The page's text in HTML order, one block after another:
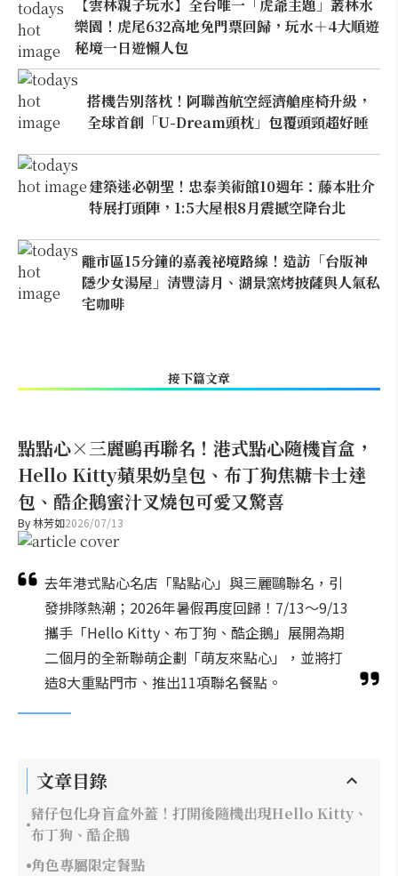
【雲林親子玩水】全台唯一「虎爺主題」叢林水
樂園！虎尾632高地免門票回歸，玩水＋4大順遊
秘境一日遊懶人包
搭機告別落枕！阿聯酋航空經濟艙座椅升級，
全球首創「U-Dream頭枕」包覆頭頸超好睡
建築迷必朝聖！忠泰美術館10週年：藤本壯介
特展打頭陣，1:5大屋根8月震撼空降台北
離市區15分鐘的嘉義祕境路線！造訪「台版神
隱少女湯屋」清豐濤月、湖景窯烤披薩與人氣私
宅咖啡
接下篇文章
點點心×三麗鷗再聯名！港式點心隨機盲盒，
Hello Kitty蘋果奶皇包、布丁狗焦糖卡士達
包、酷企鵝蜜汁叉燒包可愛又驚喜
By林芳如2026/07/13
去年港式點心名店「點點心」與三麗鷗聯名，引
發排隊熱潮；2026年暑假再度回歸！7/13～9/13
攜手「Hello Kitty、布丁狗、酷企鵝」展開為期
二個月的全新聯萌企劃「萌友來點心」，並將打
造8大重點門市、推出11項聯名餐點。
文章目錄
豬仔包化身盲盒外蓋！打開後隨機出現Hello Kitty、
布丁狗、酷企鵝
角色專屬限定餐點